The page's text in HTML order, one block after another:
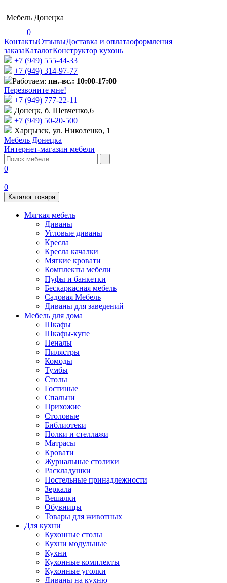
Мебель Донецка
0
КонтактыОтзывыДоставка и оплатаоформления
заказаКаталогКонструктор кухонь
+7 (949) 555-44-33
+7 (949) 314-97-77
Работаем: пн.-вс.: 10:00-17:00
Перезвоните мне!
+7 (‎949) 777-22-11
Донецк, б. Шевченко,6
+7 (949) 50-20-500
Харцызск, ул. Николенко, 1
Мебель Донецка
Интернет-магазин мебели
0
0
Каталог товара
Мягкая мебель
Диваны
Угловые диваны
Кресла
Кресла качалки
Мягкие кровати
Комплекты мебели
Пуфы и банкетки
Бескаркасная мебель
Садовая Мебель
Диваны для заведений
Мебель для дома
Шкафы
Шкафы-купе
Пеналы
Пилястры
Комоды
Тумбы
Столы
Гостиные
Спальни
Прихожие
Столовые
Библиотеки
Полки и стеллажи
Матрасы
Кровати
Журнальные столики
Раскладушки
Постельные принадлежности
Зеркала
Вешалки
Обувницы
Товары для животных
Для кухни
Кухонные столы
Кухни модульные
Кухни
Кухонные комплекты
Кухонные уголки
Диваны на кухню